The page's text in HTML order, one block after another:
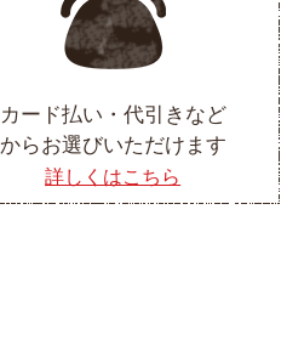
カード払い・代引きなど
からお選びいただけます
詳しくはこちら